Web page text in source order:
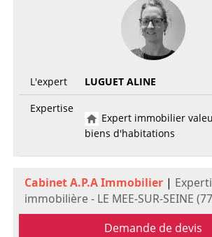
L'expert
LUGUET ALINE
Expertise
Expert immobilier
biens d'habitations
Cabinet A.P.A Immobilier|
immobilière - LE MEE-SUR-SEINE
Demande de devis